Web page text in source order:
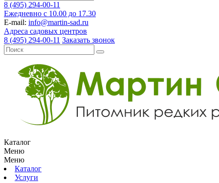
8 (495) 294-00-11
Ежедневно с 10.00 до 17.30
E-mail: info@martin-sad.ru
Адреса садовых центров
8 (495) 294-00-11 Заказать звонок
Каталог
Меню
Меню
Каталог
Услуги